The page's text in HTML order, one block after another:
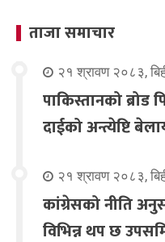
ताजा समाचार
२१ श्रावण २०८३,
पाकिस्तानको
दाईको अन्त्येष्टि
२१ श्रावण २०८३,
कांग्रेसको नीति
विभिन्न थप छ